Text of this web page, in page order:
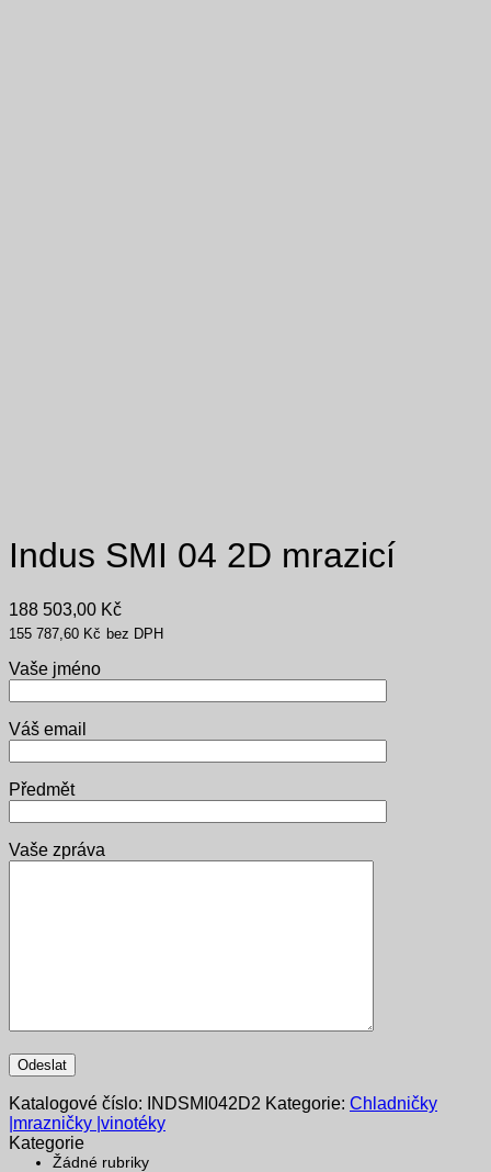
Indus SMI 04 2D mrazicí
188 503,00 Kč
155 787,60 Kč bez DPH
Vaše jméno
Váš email
Předmět
Vaše zpráva
Katalogové číslo: INDSMI042D2 Kategorie: Chladničky
|mrazničky |vinotéky
Kategorie
Žádné rubriky